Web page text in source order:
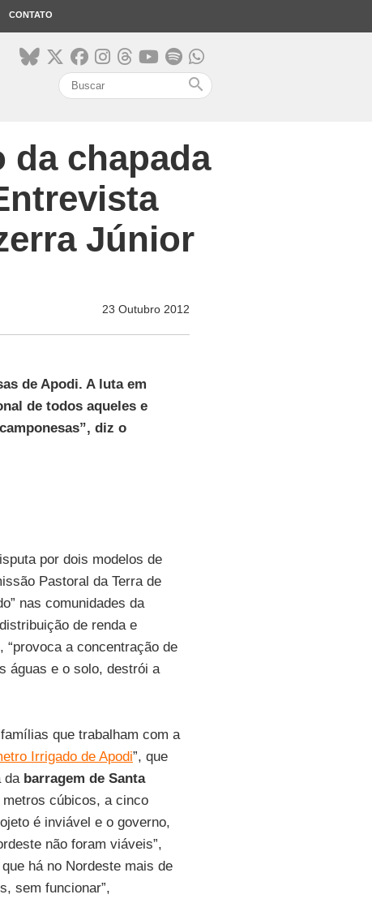
CONTATO
search
da chapada
Júnior
23 Outubro 2012
de Apodi. A luta em
de todos aqueles e
diz o
por dois modelos de
Pastoral da Terra de
nas comunidades da
de renda e
a concentração de
águas e o solo, destrói a
que trabalham com a
Irrigado de Apodi”, que
da barragem de Santa
cúbicos, a cinco
é inviável e o governo,
não foram viáveis”,
há no Nordeste mais de
sem funcionar”,